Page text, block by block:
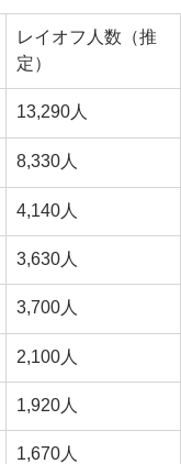
レイオフ人数（推
定）
13,290人
8,330人
4,140人
3,630人
3,700人
2,100人
1,920人
1,670人